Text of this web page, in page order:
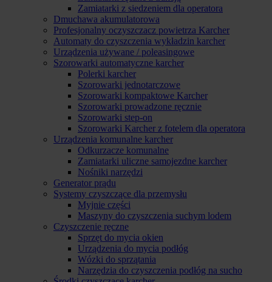
Zamiatarki z siedzeniem dla operatora
Dmuchawa akumulatorowa
Profesjonalny oczyszczacz powietrza Karcher
Automaty do czyszczenia wykładzin karcher
Urządzenia używane / poleasingowe
Szorowarki automatyczne karcher
Polerki karcher
Szorowarki jednotarczowe
Szorowarki kompaktowe Karcher
Szorowarki prowadzone ręcznie
Szorowarki step-on
Szorowarki Karcher z fotelem dla operatora
Urządzenia komunalne karcher
Odkurzacze komunalne
Zamiatarki uliczne samojezdne karcher
Nośniki narzędzi
Generator prądu
Systemy czyszczące dla przemysłu
Myjnie części
Maszyny do czyszczenia suchym lodem
Czyszczenie ręczne
Sprzęt do mycia okien
Urządzenia do mycia podłóg
Wózki do sprzątania
Narzędzia do czyszczenia podłóg na sucho